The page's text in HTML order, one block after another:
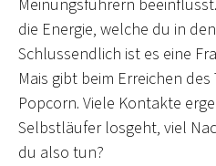
Meinungsführern
die Energie, welche du in
Schlussendlich ist es eine
Mais gibt beim Erreichen
Popcorn. Viele Kontakte
Selbstläufer losgeht, viel
du also tun?